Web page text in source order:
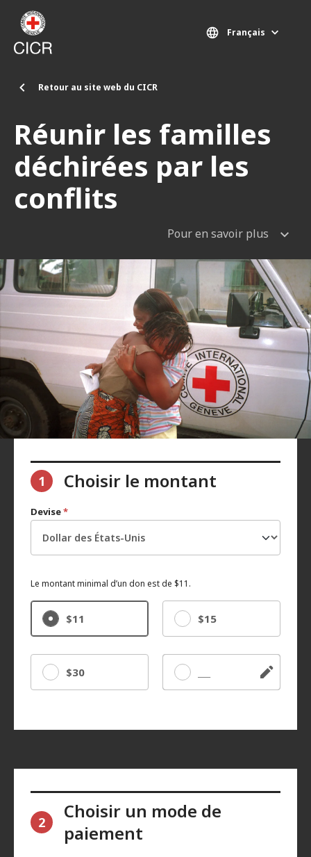
Aller au contenu principal
Retour au site web du CICR
Français
Réunir les familles
déchirées par les
conflits
Pour en savoir plus
1 Choisir le montant
Devise*
Le montant minimal d’un don est de $11.
$11 $15
$30 Autre
2
Choisir un mode de
paiement